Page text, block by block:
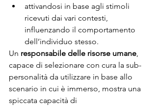
attivandosi in base agli stimoli
ricevuti dai vari contesti,
influenzando il comportamento
dell’individuo stesso.
Un responsabile delle risorse umane,
capace di selezionare con cura la sub-
personalità da utilizzare in base allo
scenario in cui è immerso, mostra una
spiccata capacità di